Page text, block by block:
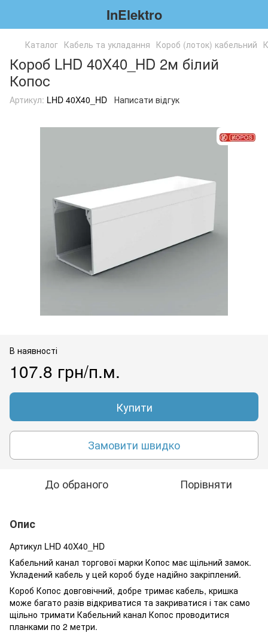
InElektro
Каталог Кабель та укладання Короб (лоток) кабельний
Короб LHD 40X40_HD 2м білий
Копос
Артикул: LHD 40X40_HD Написати відгук
В наявності
107.8 грн/п.м.
Купити
Замовити швидко
До обраного Порівняти
Опис
Артикул LHD 40X40_HD
Кабельний канал торгової марки Копос має щільний замок.
Укладений кабель у цей короб буде надійно закріплений.
Короб Копос довговічний, добре тримає кабель, кришка
може багато разів відкриватися та закриватися і так само
щільно тримати Кабельний канал Копос проводитися
планками по 2 метри.